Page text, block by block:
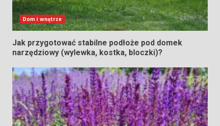
Dom i wnętrze
Jak przygotować stabilne podłoże pod domek
narzędziowy (wylewka, kostka, bloczki)?